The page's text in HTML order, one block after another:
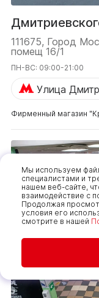
Мы используем
специалистами и
нашем веб-сайте,
взаимодействие с
Продолжая
условия его
смотрите в нашей
111675, Город
помещ 16/1
ПН-ВС: 09:00-21:00
Улица
Фирменный магазин